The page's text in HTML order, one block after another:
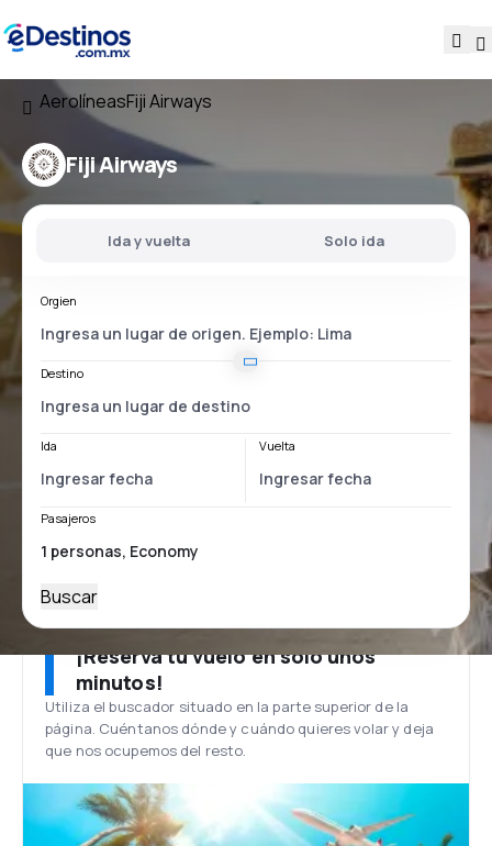
AerolíneasFiji Airways
Fiji Airways
Ida y vuelta Solo ida
Orgien
Destino
Ida Vuelta
Pasajeros
Buscar
¡Reserva tu vuelo en solo unos
minutos!
Utiliza el buscador situado en la parte superior de la
página. Cuéntanos dónde y cuándo quieres volar y deja
que nos ocupemos del resto.